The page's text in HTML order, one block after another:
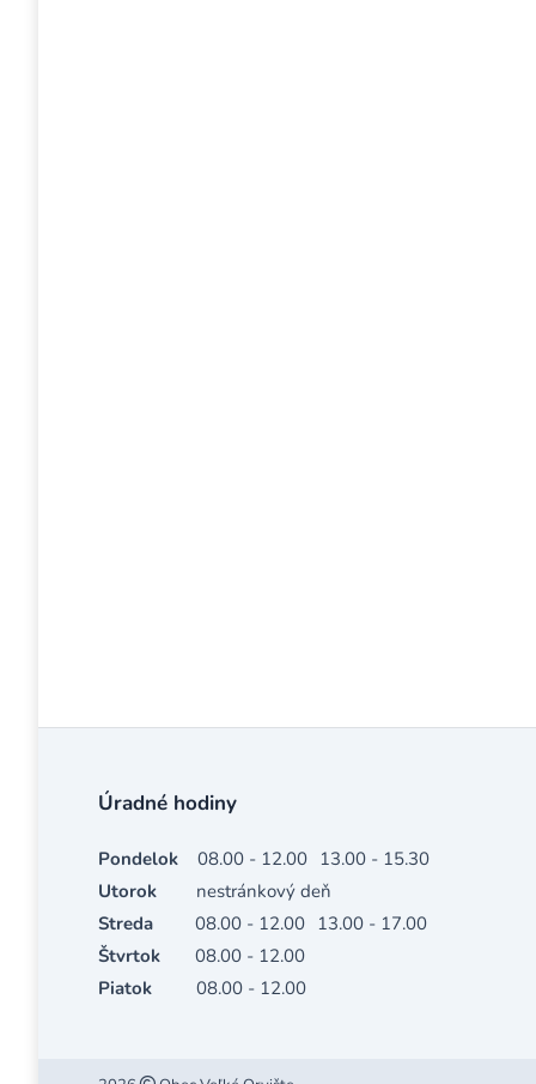
Úradné hodiny
Pondelok 08.00 - 12.00 13.00 - 15.30
Utorok
nestránkový deň
Streda
08.00 - 12.00 13.00 - 17.00
Štvrtok
08.00 - 12.00
Piatok
08.00 - 12.00